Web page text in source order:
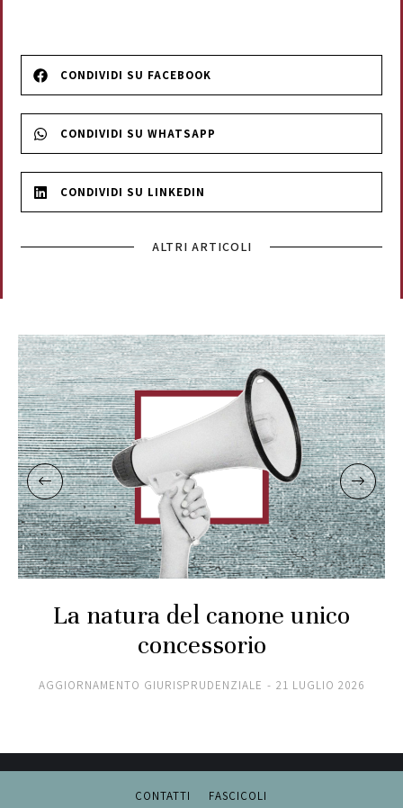
CONDIVIDI SU FACEBOOK
CONDIVIDI SU WHATSAPP
CONDIVIDI SU LINKEDIN
ALTRI ARTICOLI
La natura del canone unico
concessorio
AGGIORNAMENTO GIURISPRUDENZIALE 21 LUGLIO 2026
CONTATTI FASCICOLI